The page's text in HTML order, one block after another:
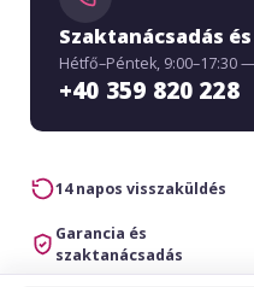
Szaktanácsadás
Hétfő–Péntek, 9:00–17:30
+40 359 820 228
14 napos visszaküldés
Garancia és
szaktanácsadás